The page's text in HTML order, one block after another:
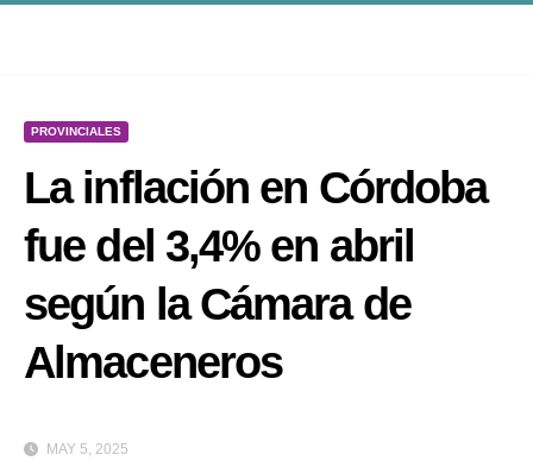
PROVINCIALES
La inflación en Córdoba
fue del 3,4% en abril
según la Cámara de
Almaceneros
MAY 5, 2025